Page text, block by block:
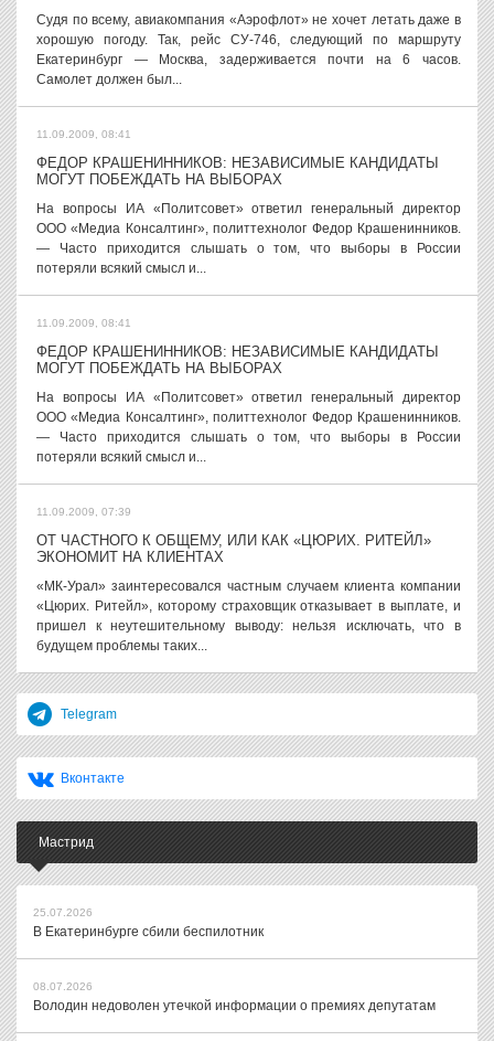
Судя по всему, авиакомпания «Аэрофлот» не хочет летать даже в
хорошую погоду. Так, рейс СУ-746, следующий по маршруту
Екатеринбург — Москва, задерживается почти на 6 часов.
Самолет должен был...
11.09.2009, 08:41
ФЕДОР КРАШЕНИННИКОВ: НЕЗАВИСИМЫЕ КАНДИДАТЫ
МОГУТ ПОБЕЖДАТЬ НА ВЫБОРАХ
На вопросы ИА «Политсовет» ответил генеральный директор
ООО «Медиа Консалтинг», политтехнолог Федор Крашенинников.
— Часто приходится слышать о том, что выборы в России
потеряли всякий смысл и...
11.09.2009, 08:41
ФЕДОР КРАШЕНИННИКОВ: НЕЗАВИСИМЫЕ КАНДИДАТЫ
МОГУТ ПОБЕЖДАТЬ НА ВЫБОРАХ
На вопросы ИА «Политсовет» ответил генеральный директор
ООО «Медиа Консалтинг», политтехнолог Федор Крашенинников.
— Часто приходится слышать о том, что выборы в России
потеряли всякий смысл и...
11.09.2009, 07:39
ОТ ЧАСТНОГО К ОБЩЕМУ, ИЛИ КАК «ЦЮРИХ. РИТЕЙЛ»
ЭКОНОМИТ НА КЛИЕНТАХ
«МК-Урал» заинтересовался частным случаем клиента компании
«Цюрих. Ритейл», которому страховщик отказывает в выплате, и
пришел к неутешительному выводу: нельзя исключать, что в
будущем проблемы таких...
Telegram
Вконтакте
Мастрид
25.07.2026
В Екатеринбурге сбили беспилотник
08.07.2026
Володин недоволен утечкой информации о премиях депутатам